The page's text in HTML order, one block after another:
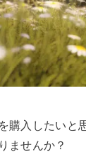
購入したいと
ませんか？